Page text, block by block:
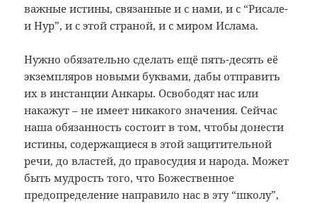
важные истины, связанные и с нами, и с “Рисале-
и Нур”, и с этой страной, и с миром Ислама.
Нужно обязательно сделать ещё пять-десять её
экземпляров новыми буквами, дабы отправить
их в инстанции Анкары. Освободят нас или
накажут – не имеет никакого значения. Сейчас
наша обязанность состоит в том, чтобы донести
истины, содержащиеся в этой защитительной
речи, до властей, до правосудия и народа. Может
быть мудрость того, что Божественное
предопределение направило нас в эту “школу”,